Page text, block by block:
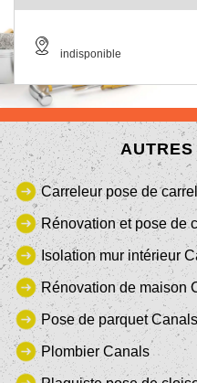
indisponible
Carreleur pose de
Rénovation et pose de
Isolation mur intérieur
Rénovation de maison
Pose de parquet Canals
Plombier Canals